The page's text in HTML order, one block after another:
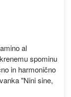
al
spominu
in harmonično
"Nini sine,